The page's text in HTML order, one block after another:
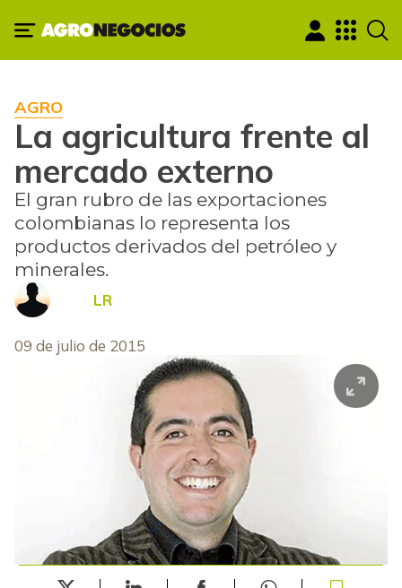
AGRO
La agricultura frente al
mercado externo
El gran rubro de las exportaciones
colombianas lo representa los
productos derivados del petróleo y
minerales.
LR
09 de julio de 2015